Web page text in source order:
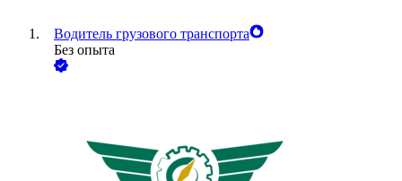
Водитель грузового транспорта
Без опыта